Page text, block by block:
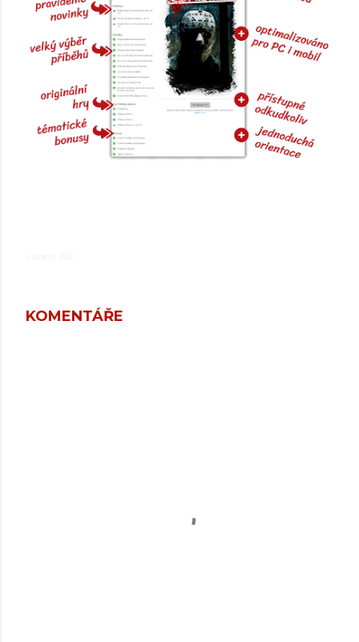
KOMENTÁŘE